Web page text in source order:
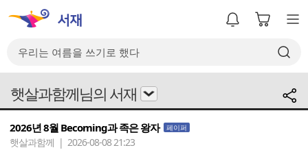
햇살과함께님의 서재
2026년 8월 Becoming과 족은 왕자 페이퍼
햇살과함께 | 2026-08-08 21:23